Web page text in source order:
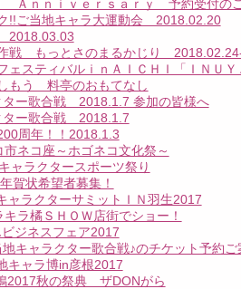
Ａｎｎｉｖｅｒｓａｒｙ 予約受付の
!!ご当地キャラ大運動会 2018.02.20
2018.03.03
戦 もっとさのまるかじり
ェスティバルｉｎＡＩＣＨＩ「ＩＮＵ
もう 料亭のおもてなし
ター歌合戦 2018.1.7 参加の皆様へ
ター歌合戦 2018.1.7
周年！！2018.1.3
ネコ座～ホゴネコ文化祭～
ラクタースポーツ祭り
賀状希望者募集！
ャラクターサミットＩＮ羽生2017
ラ橘ＳＨＯＷ店街でショー！
ジネスフェア2017
キャラクター歌合戦♪のチケット予約ご
キャラ博in彦根2017
2017秋の祭典 ザDONがら